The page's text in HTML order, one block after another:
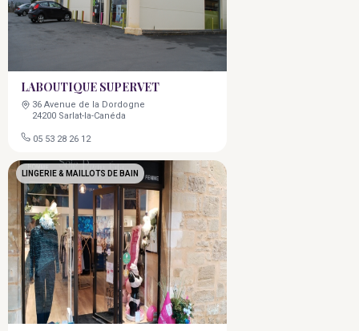
LABOUTIQUE SUPERVET
36 Avenue de la Dordogne
24200 Sarlat-la-Canéda
05 53 28 26 12
LINGERIE & MAILLOTS DE BAIN